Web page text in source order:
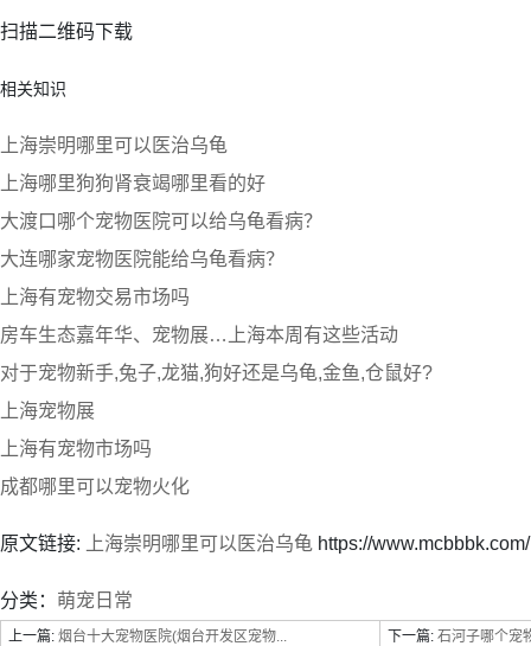
扫描二维码下载
相关知识
上海崇明哪里可以医治乌龟
上海哪里狗狗肾衰竭哪里看的好
大渡口哪个宠物医院可以给乌龟看病？
大连哪家宠物医院能给乌龟看病？
上海有宠物交易市场吗
房车生态嘉年华、宠物展…上海本周有这些活动
对于宠物新手,兔子,龙猫,狗好还是乌龟,金鱼,仓鼠好?
上海宠物展
上海有宠物市场吗
成都哪里可以宠物火化
原文链接: 上海崇明哪里可以医治乌龟 https://
分类： 萌宠日常
上一篇: 烟台十大宠物医院(烟台开发区宠物... 下一篇: 石河子哪个宠